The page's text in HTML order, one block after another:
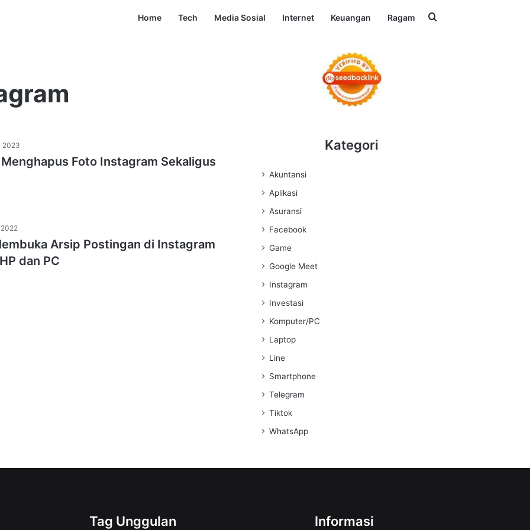
Home Tech Media Sosial Internet Keuangan Ragam Search for
2023
Foto Instagram Sekaligus
Arsip Postingan di Instagram
dan PC
Kategori
Akuntansi
Aplikasi
Asuransi
Facebook
Game
Google Meet
Instagram
Investasi
Komputer/PC
Laptop
Line
Smartphone
Telegram
Tiktok
WhatsApp
Tag Unggulan Informasi